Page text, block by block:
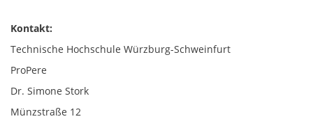
Kontakt:
Technische Hochschule Würzburg-Schweinfurt
ProPere
Dr. Simone Stork
Münzstraße 12